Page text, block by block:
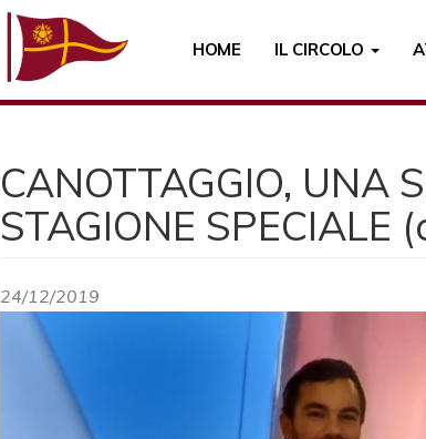
HOME IL CIRCOLO
CANOTTAGGIO, UNA
STAGIONE SPECIALE
24/12/2019